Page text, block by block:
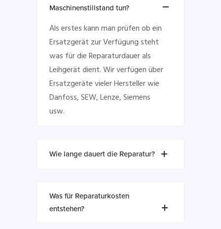
Maschinenstillstand tun?
Als erstes kann man prüfen ob ein
Ersatzgerät zur Verfügung steht
was für die Reparaturdauer als
Leihgerät dient. Wir verfügen über
Ersatzgeräte vieler Hersteller wie
Danfoss, SEW, Lenze, Siemens
usw.
Wie lange dauert die Reparatur?
Was für Reparaturkosten
entstehen?